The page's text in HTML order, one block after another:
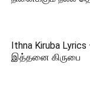
Ithna Kiruba Lyrics
இத்தனை கிருபை